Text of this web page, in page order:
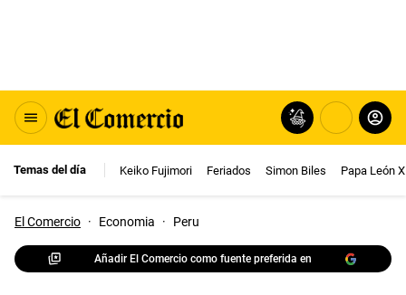
Temas del día Keiko Fujimori Feriados Simon Biles Papa León
El Comercio · Economia · Peru
Añadir El Comercio como fuente preferida en